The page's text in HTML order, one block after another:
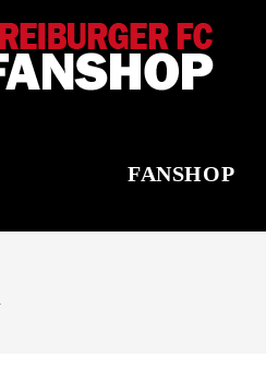
FANSHOP